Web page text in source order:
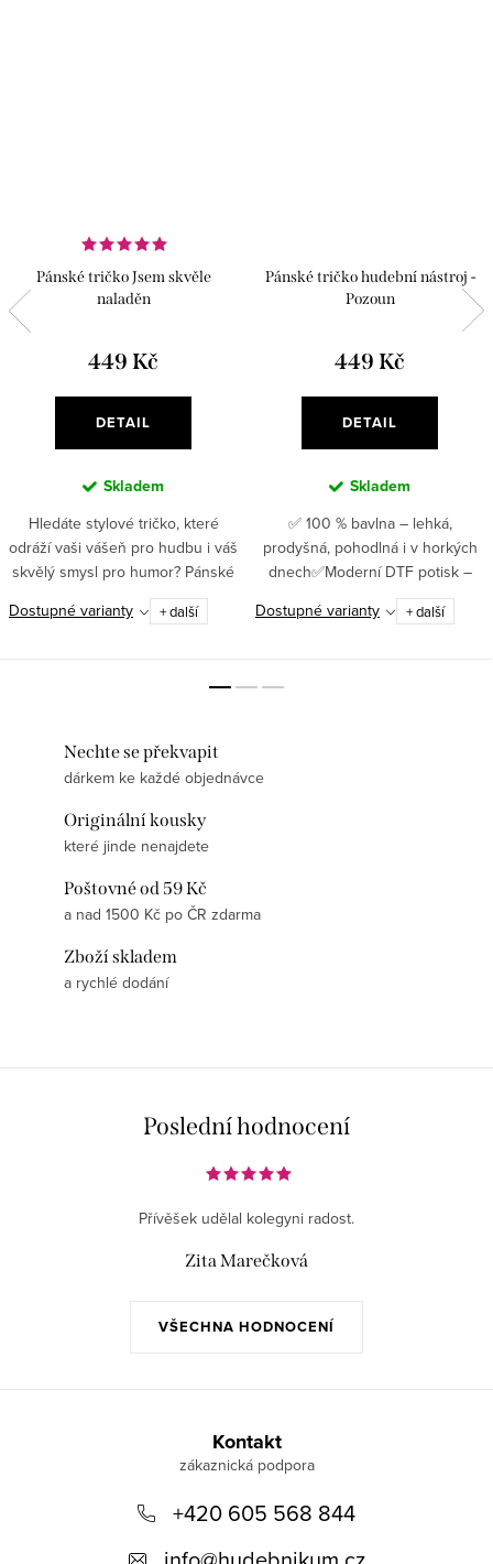
Pánské tričko Jsem skvěle
naladěn
449 Kč
DETAIL
Skladem
Hledáte stylové tričko, které
odráží vaši vášeň pro hudbu i váš
skvělý smysl pro humor? Pánské
tričko „Jsem skvěle naladěn“ je
přesně to, co potřebujete!✅
Dostupné varianty + další
Pánské tričko hudební nástroj -
Pozoun
449 Kč
DETAIL
Skladem
✅ 100 % bavlna – lehká,
prodyšná, pohodlná i v horkých
dnech✅Moderní DTF potisk –
pružný, odolný, detailní ✅ Gramáž
180 g/m² – pevná a dlouhodobě
Dostupné varianty + další
Nechte se překvapit
dárkem ke každé objednávce
Originální kousky
které jinde nenajdete
Poštovné od 59 Kč
a nad 1500 Kč po ČR zdarma
Zboží skladem
a rychlé dodání
Poslední hodnocení
VŠECHNA HODNOCENÍ
Přívěšek udělal kolegyni radost.
Zita Marečková
Kontakt
+420 605 568 844